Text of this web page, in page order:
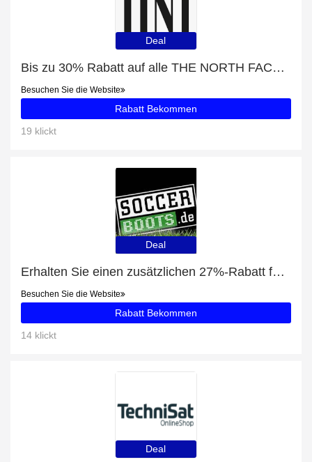
Deal
Bis zu 30% Rabatt auf alle THE NORTH FACE EXTREME PILE JACKE BLAU
Besuchen Sie die Website
Rabatt Bekommen
19 klickt
Deal
Erhalten Sie einen zusätzlichen 27%-Rabatt für Academy Team Duffel Tasche Large (657)
Besuchen Sie die Website
Rabatt Bekommen
14 klickt
Deal